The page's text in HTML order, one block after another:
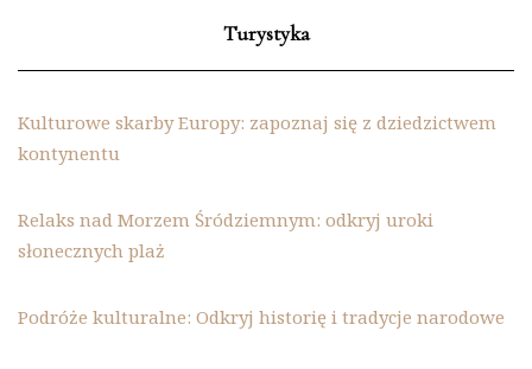
Turystyka
Kulturowe skarby Europy: zapoznaj się z dziedzictwem
kontynentu
Relaks nad Morzem Śródziemnym: odkryj uroki
słonecznych plaż
Podróże kulturalne: Odkryj historię i tradycje narodowe